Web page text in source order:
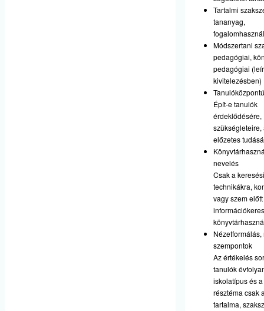
Tartalmi
tananyag,
Módszertani
pedagógiai,
pedagógiai
kivitelezésben)
Épít-e tanulók
érdeklődésére,
szükségleteire,
előzetes
nevelés
Csak a keresési
technikákra,
vagy szem
szempontok
Az értékelés
tanulók
iskolatípus és
résztéma csak
tartalma,